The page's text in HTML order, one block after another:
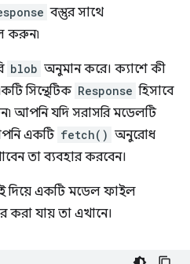
বস্তুর সাথে
করুন৷
blob অনুমান করে। ক্যাশে কী
সিন্থেটিক Response হিসাবে
আপনি যদি সরাসরি মডেলটি
একটি fetch() অনুরোধ
তা ব্যবহার করবেন।
দিয়ে একটি মডেল ফাইল
করা যায় তা এখানে।